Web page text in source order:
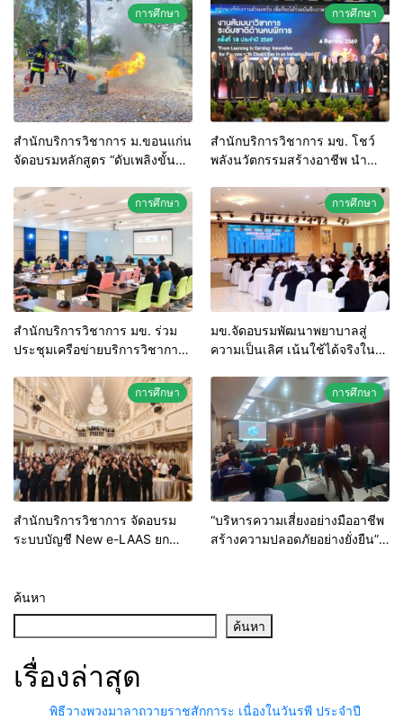
การศึกษา
สำนักบริการวิชาการ ม.ขอนแก่น
จัดอบรมหลักสูตร “ดับเพลิงขั้น
ท้องถิ่นรับมืออัคคีภัยตาม
มาตรฐานสากล
การศึกษา
สำนักบริการวิชาการ มข. โชว์
พลังนวัตกรรมสร้างอาชีพ นำ
ชาติ NCPD 2026 เปลี่ยน “ผ้า
เหลือ” สู่รายได้ที่ยั่งยืน
การศึกษา
สำนักบริการวิชาการ มข. ร่วม
ประชุมเครือข่ายบริการวิชาการ
สร้างเครือข่ายและยกระดับงาน
วิชาการรับใช้สังคม
การศึกษา
มข.จัดอบรมพัฒนาพยาบาลสู่
ความเป็นเลิศ เน้นใช้ได้จริงใน
การศึกษา
สำนักบริการวิชาการ จัดอบรม
ระบบบัญชี New e-LAAS ยก
หน่วยตรวจสอบ
การศึกษา
“บริหารความเสี่ยงอย่างมืออาชีพ
สร้างความปลอดภัยอย่างยั่งยืน”
SDGs
ค้นหา
ค้นหา
เรื่องล่าสุด
พิธีวางพวงมาลาถวายราชสักการะ เนื่องในวันรพี ประจำปี